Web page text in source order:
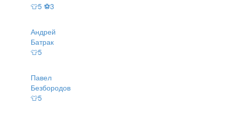
👕5 ⚽3
Андрей
Батрак
👕5
Павел
Безбородов
👕5